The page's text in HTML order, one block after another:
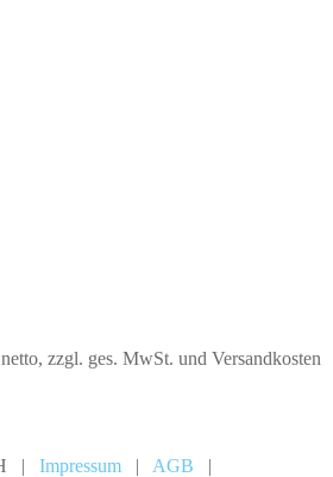
zzgl. ges. MwSt. und Versandkosten
| Impressum | AGB |